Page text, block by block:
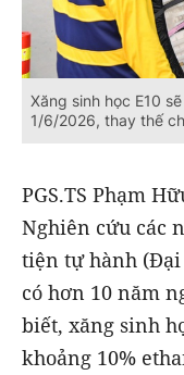
Xăng sinh học E10
1/6/2026, thay thế
PGS.TS Phạm
Nghiên cứu các
tiện tự hành (Đại
có hơn 10 năm
biết, xăng sinh
khoảng 10%